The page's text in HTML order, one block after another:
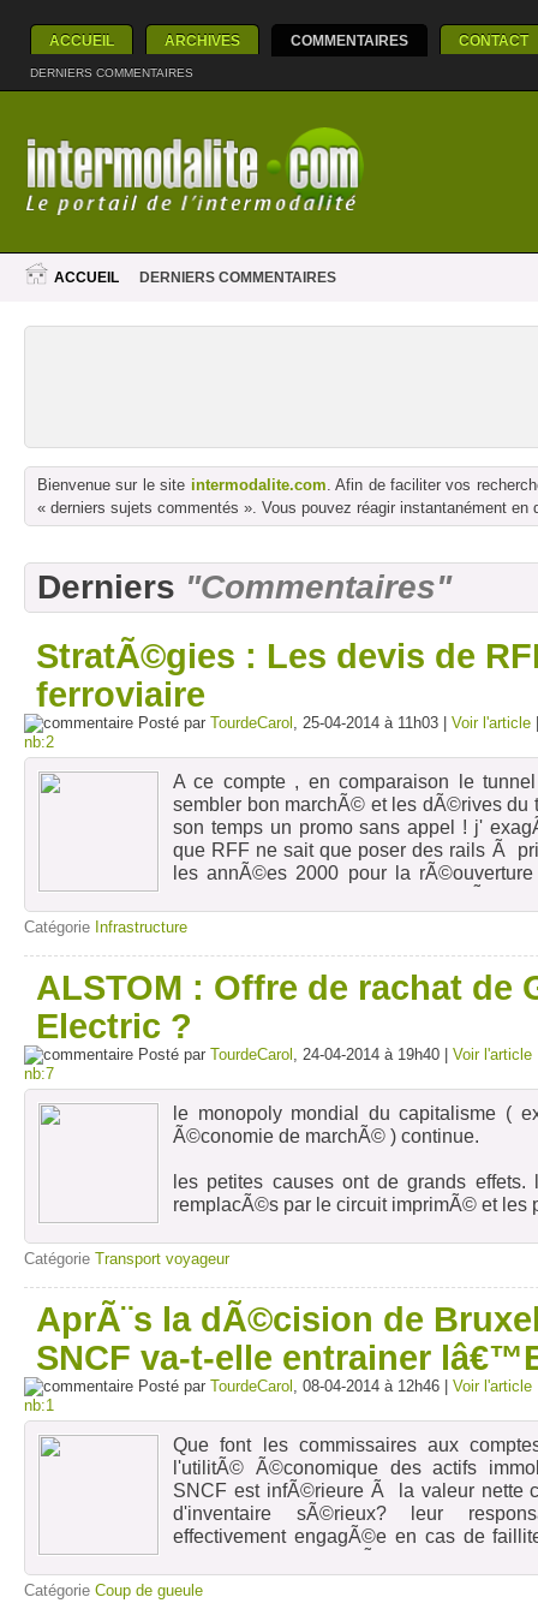
ACCUEIL ARCHIVES COMMENTAIRES CONTACT
DERNIERS COMMENTAIRES
ACCUEIL DERNIERS COMMENTAIRES
Bienvenue sur le site intermodalite.com. Afin de faciliter vos
« derniers sujets commentés ». Vous pouvez réagir instantanément
Derniers "Commentaires"
StratÃ©gies : Les devis de
ferroviaire
Posté par TourdeCarol , 25-04-2014 à 11h03 | Voir l'article
nb:2
A ce compte , en comparaison le
sembler bon marchÃ© et les dÃ©rives du
son temps un promo sans appel ! j'
que RFF ne sait que poser des rails Ã
les annÃ©es 2000 pour la
dÃ©daigneusement la solution
fortune des compagnies pÃ©troliÃ¨res
vendu en Espagne. l' Aragon pourra
dÃ©velopper.
Catégorie Infrastructure
ALSTOM : Offre de rachat de
Electric ?
Posté par TourdeCarol , 24-04-2014 à 19h40 | Voir l'article
nb:7
le monopoly mondial du capitalisme (
Ã©conomie de marchÃ© ) continue.
les petites causes ont de grands
remplacÃ©s par le circuit imprimÃ© et les
Il est quand mÃªme Ã©tonnant que ces
de la mÃ©vente des produits finaux. Ce
pas cacher le problÃ¨me fondamental
produite par les Ã©tats. la perte cuisante
+ matÃ©riel Ã l' export en Arabie
espagnols - moins chers de 30% -
1. faire supporter au seul travail pour
2. le transfert de technologie souvent
de contrats avec financement d'Ã©tat,
crÃ©er des concurrents. Pendant
Ã la technologie en tÃªte nous donnerait
Force est de constater que l'ingÃ©nieur
avec l' apparition d'appareils
Ãªtre performants, et cela presque partout.
Catégorie Transport voyageur
AprÃ¨s la dÃ©cision de
SNCF va-t-elle entrainer
Posté par TourdeCarol , 08-04-2014 à 12h46 | Voir l'article
nb:1
Que font les commissaires aux
l'utilitÃ© Ã©conomique des actifs
SNCF est infÃ©rieure Ã la valeur nette
d'inventaire sÃ©rieux? leur
effectivement engagÃ©e en cas de
vÃ©ritÃ© sur les prix des actifs sont
Catégorie Coup de gueule